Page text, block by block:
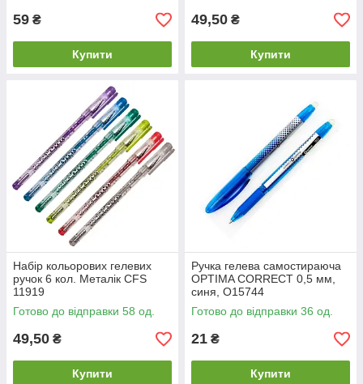
59 ₴
Купити
49,50 ₴
Купити
Набір кольорових гелевих
ручок 6 кол. Металік CFS
11919
Готово до відправки 58 од.
49,50 ₴
Купити
Ручка гелева самостираюча
OPTIMA CORRECT 0,5 мм,
синя, O15744
Готово до відправки 36 од.
21 ₴
Купити